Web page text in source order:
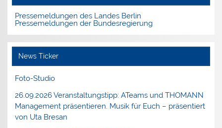
Pressemeldungen des Landes Berlin
Pressemeldungen der Bundesregierung
News Ticker
Foto-Studio
26.09.2026 Veranstaltungstipp: ATeams und THOMANN
Management präsentieren. Musik für Euch – präsentiert
von Uta Bresan